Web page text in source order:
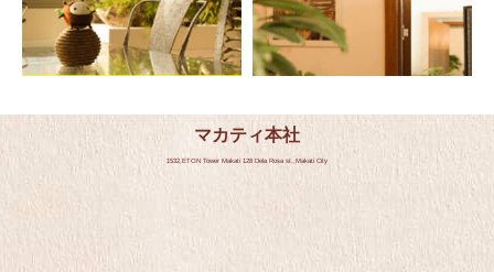
マカティ本社
1532,ETON Tower Makati 128 Dela Rosa st.,Makati City